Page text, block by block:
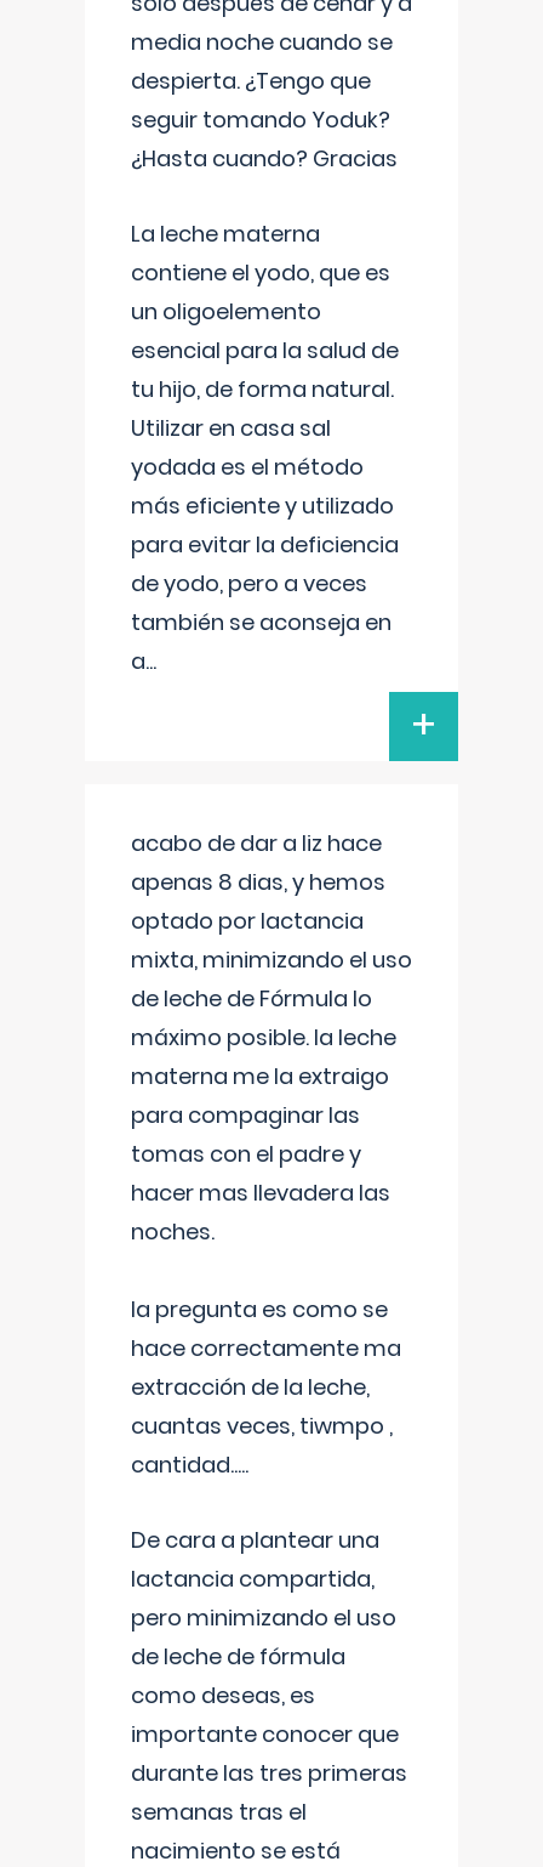
media noche cuando se
despierta. ¿Tengo que
seguir tomando Yoduk?
¿Hasta cuando? Gracias
La leche materna
contiene el yodo, que es
un oligoelemento
esencial para la salud de
tu hijo, de forma natural.
Utilizar en casa sal
yodada es el método
más eficiente y utilizado
para evitar la deficiencia
de yodo, pero a veces
también se aconseja en
a...
+
acabo de dar a liz hace
apenas 8 dias, y hemos
optado por lactancia
mixta, minimizando el uso
de leche de Fórmula lo
máximo posible. la leche
materna me la extraigo
para compaginar las
tomas con el padre y
hacer mas llevadera las
noches.
la pregunta es como se
hace correctamente ma
extracción de la leche,
cuantas veces, tiwmpo ,
cantidad.....
De cara a plantear una
lactancia compartida,
pero minimizando el uso
de leche de fórmula
como deseas, es
importante conocer que
durante las tres primeras
semanas tras el
nacimiento se está